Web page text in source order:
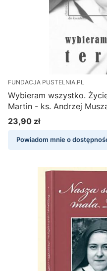
FUNDACJA PUSTELNIA.PL
Wybieram wszystko.
Martin - ks. Andrzej
Cena
23,90 zł
Powiadom mnie o